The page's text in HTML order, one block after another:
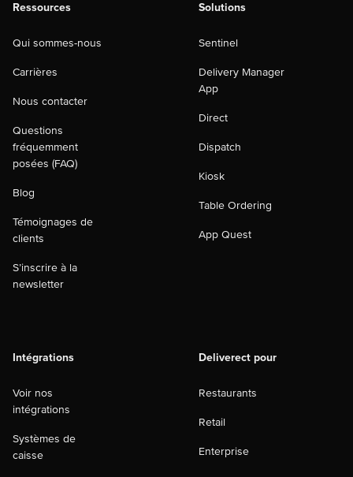
Ressources
Qui sommes-nous
Carrières
Nous contacter
Questions
fréquemment
posées (FAQ)
Blog
Témoignages de
clients
S’inscrire à la
newsletter
Solutions
Sentinel
Delivery Manager
App
Direct
Dispatch
Kiosk
Table Ordering
App Quest
Intégrations
Voir nos
intégrations
Systèmes de
caisse
Deliverect pour
Restaurants
Retail
Enterprise